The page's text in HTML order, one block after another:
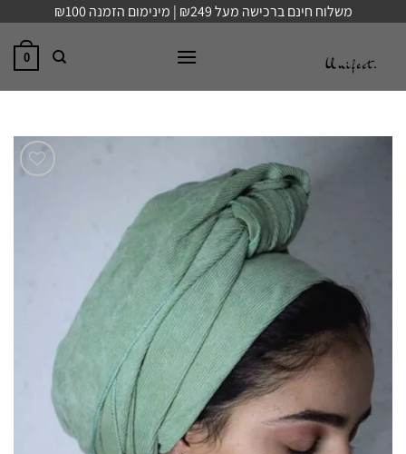
content
משלוח חינם ברכישה מעל ₪249 | מינימום הזמנה ₪100
0